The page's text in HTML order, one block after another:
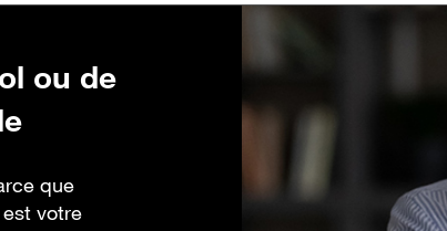
ou de
que
votre